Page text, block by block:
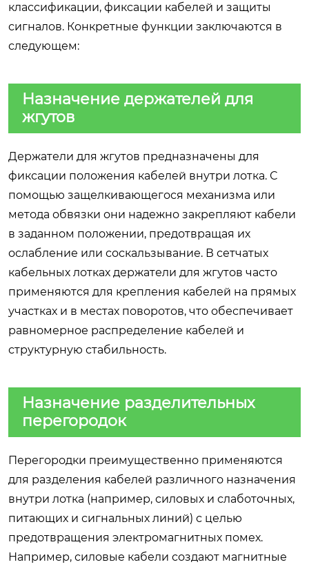
классификации, фиксации кабелей и защиты
сигналов. Конкретные функции заключаются в
следующем:
Назначение держателей для
жгутов
Держатели для жгутов предназначены для
фиксации положения кабелей внутри лотка. С
помощью защелкивающегося механизма или
метода обвязки они надежно закрепляют кабели
в заданном положении, предотвращая их
ослабление или соскальзывание. В сетчатых
кабельных лотках держатели для жгутов часто
применяются для крепления кабелей на прямых
участках и в местах поворотов, что обеспечивает
равномерное распределение кабелей и
структурную стабильность.
Назначение разделительных
перегородок
Перегородки преимущественно применяются
для разделения кабелей различного назначения
внутри лотка (например, силовых и слаботочных,
питающих и сигнальных линий) с целью
предотвращения электромагнитных помех.
Например, силовые кабели создают магнитные